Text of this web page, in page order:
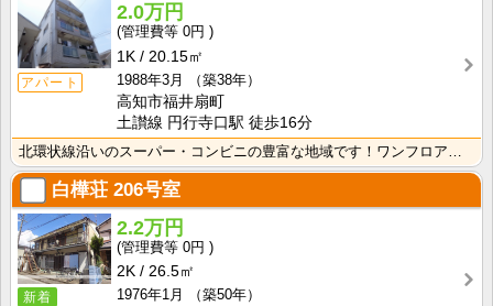
アパート
2.0万円
0円
1K
20.15㎡
1988年3月
（築38年）
高知市福井扇町
土讃線 円行寺口駅 徒歩16分
北環状線沿いのスーパー・コンビニの豊富な地域です！ワンフロアに2世帯ずつなので窓が多く、風通しの良い･･･
白樺荘 206号室
新着
2.2万円
0円
2K
26.5㎡
1976年1月
（築50年）